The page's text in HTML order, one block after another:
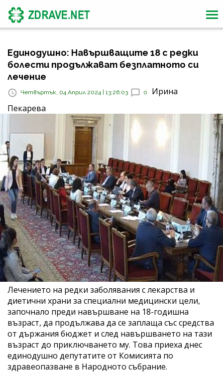
Единодушно: Навършващите 18 с редки
болести продължават безплатното си
лечение
Четвъртък, 04 Април 2024 | 13:26:03 0
Ирина
Пекарева
Лечението на редки заболявания с лекарства и
диетични храни за специални медицински цели,
започнало преди навършване на 18-годишна
възраст, да продължава да се заплаща със средства
от държания бюджет и след навършването на тази
възраст до приключването му. Това приеха днес
единодушно депутатите от Комисията по
здравеопазване в Народното събрание.